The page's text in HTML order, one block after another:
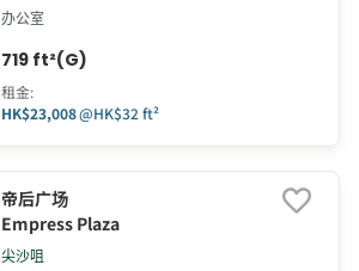
办公室
719 ft²(G)
租金:
HK$23,008@HK$32 ft²
帝后广场
Empress Plaza
尖沙咀